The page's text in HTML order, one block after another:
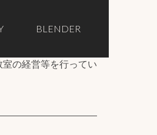
BLENDER
の経営等を行ってい